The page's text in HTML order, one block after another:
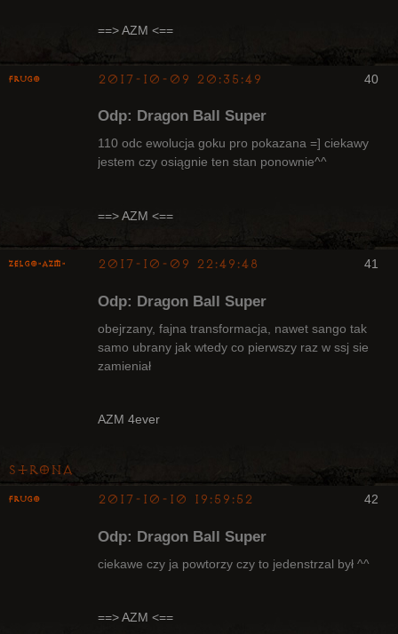
==> AZM <==
40
Frugo 2017-10-09 20:35:49
Odp: Dragon Ball Super
110 odc ewolucja goku pro pokazana =] ciekawy
jestem czy osiągnie ten stan ponownie^^
==> AZM <==
41
ZelgO-AZM- 2017-10-09 22:49:48
Odp: Dragon Ball Super
obejrzany, fajna transformacja, nawet sango tak
samo ubrany jak wtedy co pierwszy raz w ssj sie
zamieniał
AZM 4ever
Strona
42
Frugo 2017-10-10 19:59:52
Odp: Dragon Ball Super
ciekawe czy ja powtorzy czy to jedenstrzal był ^^
==> AZM <==